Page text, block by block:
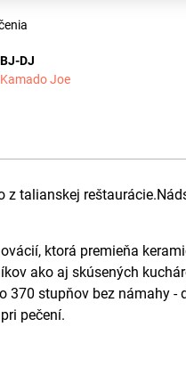
BJ-DJ
Kamado Joe
talianskej
ktorá premieňa
ako aj skúsených
stupňov bez námahy -
pečení.